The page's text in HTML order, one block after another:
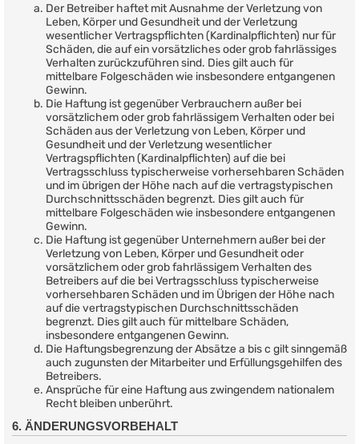
Der Betreiber haftet mit Ausnahme der Verletzung von
Leben, Körper und Gesundheit und der Verletzung
wesentlicher Vertragspflichten (Kardinalpflichten) nur für
Schäden, die auf ein vorsätzliches oder grob fahrlässiges
Verhalten zurückzuführen sind. Dies gilt auch für
mittelbare Folgeschäden wie insbesondere entgangenen
Gewinn.
Die Haftung ist gegenüber Verbrauchern außer bei
vorsätzlichem oder grob fahrlässigem Verhalten oder bei
Schäden aus der Verletzung von Leben, Körper und
Gesundheit und der Verletzung wesentlicher
Vertragspflichten (Kardinalpflichten) auf die bei
Vertragsschluss typischerweise vorhersehbaren Schäden
und im übrigen der Höhe nach auf die vertragstypischen
Durchschnittsschäden begrenzt. Dies gilt auch für
mittelbare Folgeschäden wie insbesondere entgangenen
Gewinn.
Die Haftung ist gegenüber Unternehmern außer bei der
Verletzung von Leben, Körper und Gesundheit oder
vorsätzlichem oder grob fahrlässigem Verhalten des
Betreibers auf die bei Vertragsschluss typischerweise
vorhersehbaren Schäden und im Übrigen der Höhe nach
auf die vertragstypischen Durchschnittsschäden
begrenzt. Dies gilt auch für mittelbare Schäden,
insbesondere entgangenen Gewinn.
Die Haftungsbegrenzung der Absätze a bis c gilt sinngemäß
auch zugunsten der Mitarbeiter und Erfüllungsgehilfen des
Betreibers.
Ansprüche für eine Haftung aus zwingendem nationalem
Recht bleiben unberührt.
6. ÄNDERUNGSVORBEHALT